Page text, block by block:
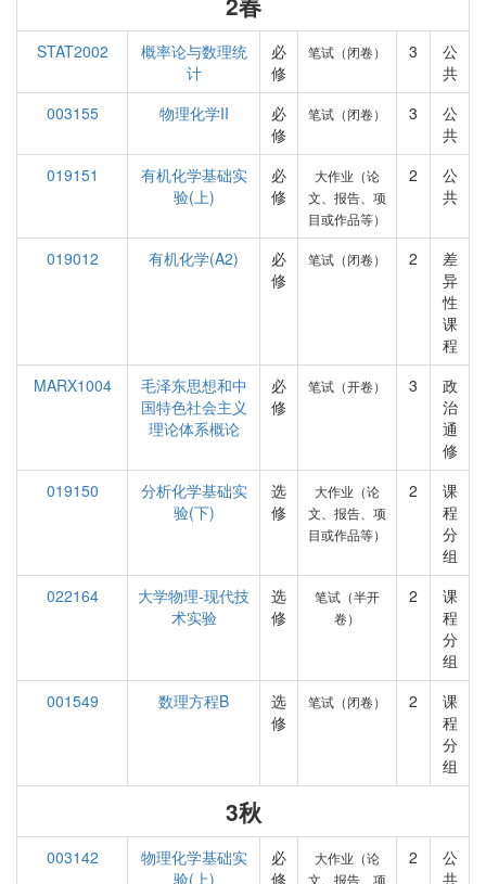
STAT2002
概率论与数理统
计
必
修
笔试（闭卷） 3
公
共
003155
物理化学II
必
修
笔试（闭卷） 3
公
共
019151
有机化学基础实
验(上)
必
修
大作业（论
文、报告、项
目或作品等）
2
公
共
019012 有机化学(A2)
必
修
笔试（闭卷） 2
差
异
性
课
程
MARX1004
毛泽东思想和中
国特色社会主义
理论体系概论
必
修
笔试（开卷） 3
政
治
通
修
019150
分析化学基础实
验(下)
选
修
大作业（论
文、报告、项
目或作品等）
2
课
程
分
组
022164
大学物理-现代技
术实验
选
修
笔试（半开
卷）
2
课
程
分
组
001549
数理方程B
选
修
笔试（闭卷） 2
课
程
分
组
3秋
003142
物理化学基础实
验(上)
必
修
大作业（论
文、报告、项
2
公
共